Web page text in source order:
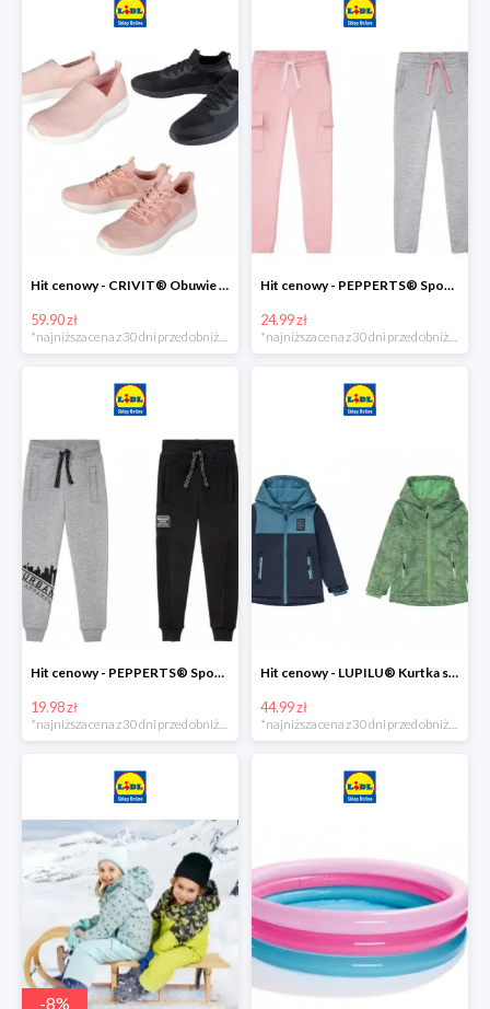
Hit cenowy - CRIVIT® Obuwie dziewczęce sportowe i na co dzień, 1 para
59.90 zł
Hit cenowy - PEPPERTS® Spodnie dresowe dziewczęce, 1 para
24.99 zł
Hit cenowy - PEPPERTS® Spodnie dresowe chłopięce, 1 para
19.98 zł
Hit cenowy - LUPILU® Kurtka softshell chłopięca, 1 sztuka
44.99 zł
-8%